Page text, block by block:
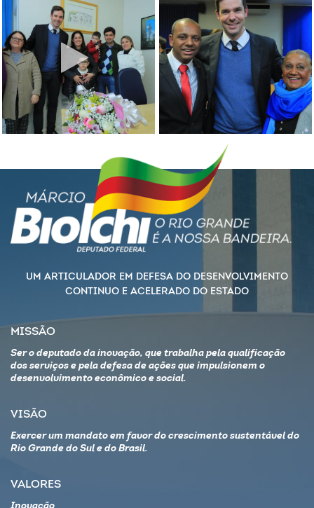
UM ARTICULADOR EM DEFESA DO DESENVOLVIMENTO
CONTINUO E ACELERADO DO ESTADO
MISSÃO
Ser o deputado da inovação, que trabalha pela qualificação
dos serviços e pela defesa de ações que impulsionem o
desenvolvimento econômico e social.
VISÃO
Exercer um mandato em favor do crescimento sustentável do
Rio Grande do Sul e do Brasil.
VALORES